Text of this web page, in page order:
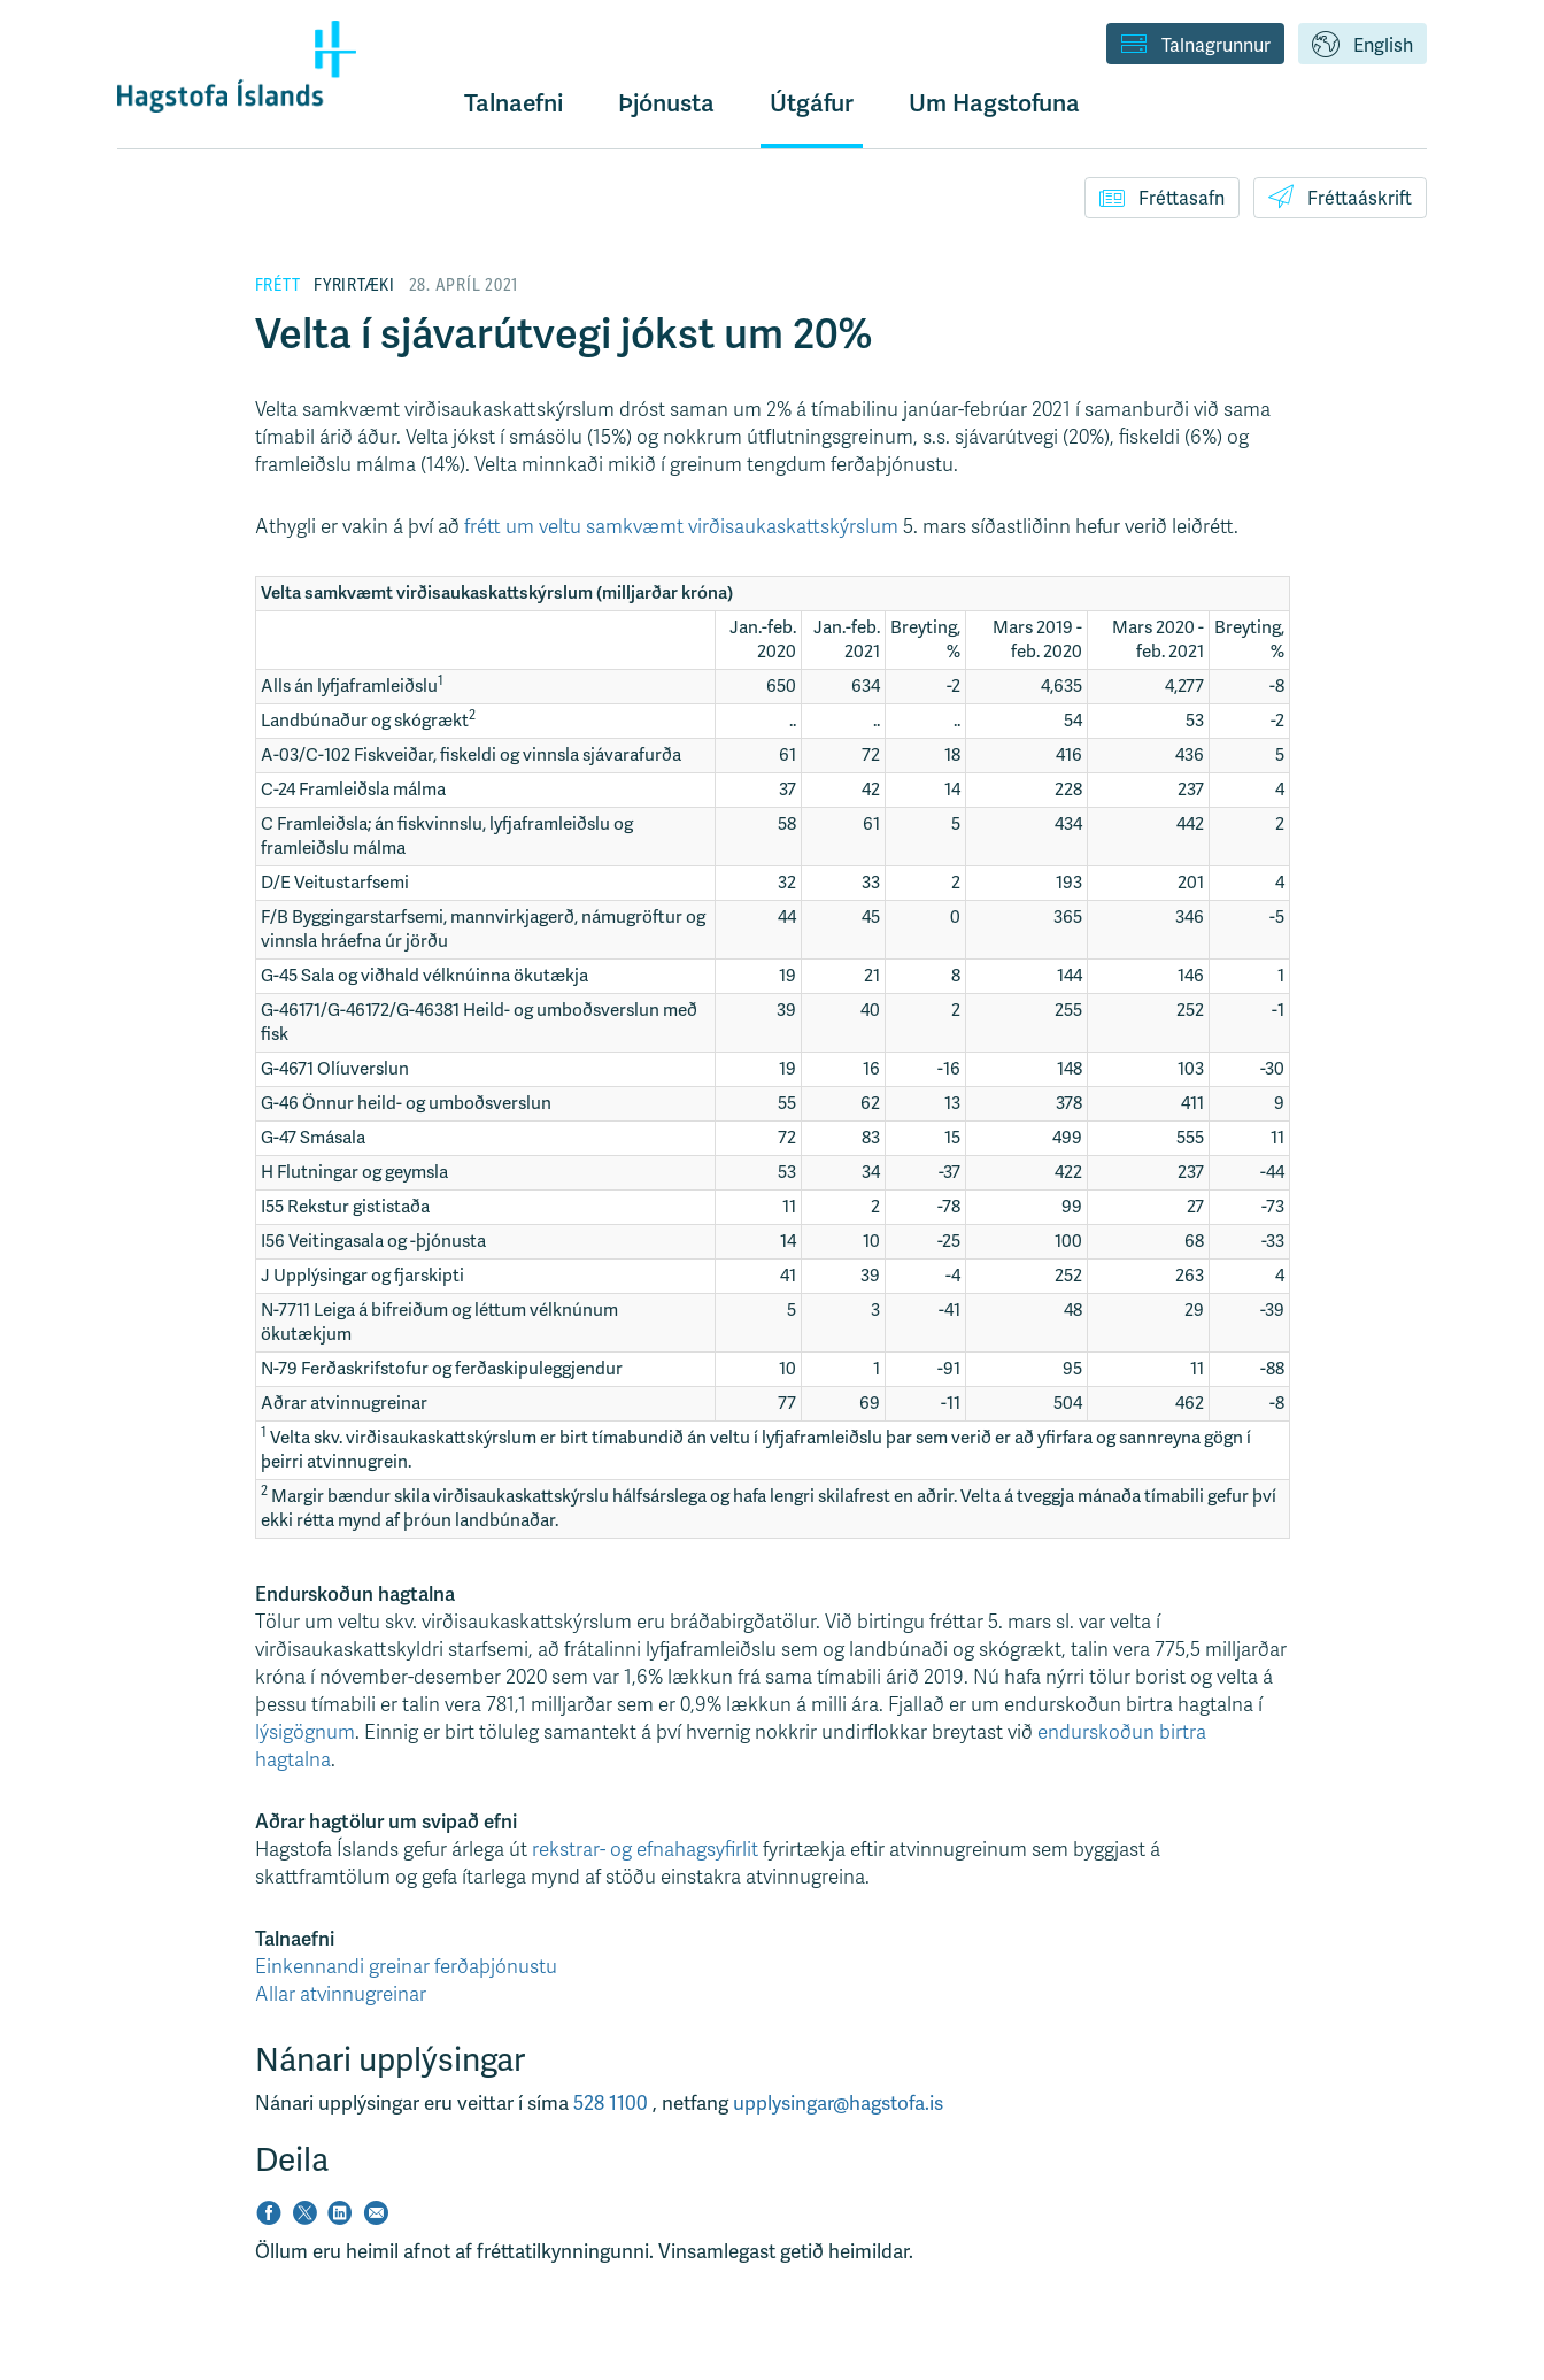
English
Talnagrunnur
Talnaefni Þjónusta Útgáfur Um Hagstofuna
Fréttasafn Fréttaáskrift
FRÉTT FYRIRTÆKI 28. APRÍL 2021
Velta í sjávarútvegi jókst um 20%
Velta samkvæmt virðisaukaskattskýrslum dróst saman um 2% á tímabilinu janúar-febrúar 2021 í samanburði við sama
tímabil árið áður. Velta jókst í smásölu (15%) og nokkrum útflutningsgreinum, s.s. sjávarútvegi (20%), fiskeldi (6%) og
framleiðslu málma (14%). Velta minnkaði mikið í greinum tengdum ferðaþjónustu.
Athygli er vakin á því að frétt um veltu samkvæmt virðisaukaskattskýrslum 5. mars síðastliðinn hefur verið leiðrétt.
Velta samkvæmt virðisaukaskattskýrslum (milljarðar króna)
Jan.-feb.
2020
Jan.-feb.
2021
Breyting,
%
Mars 2019 -
feb. 2020
Mars 2020 -
feb. 2021
Breyting,
%
Alls án lyfjaframleiðslu1 650 634 -2 4,635 4,277
-8
Landbúnaður og skógrækt2 .. .. .. 54 53
-2
A-03/C-102 Fiskveiðar, fiskeldi og vinnsla sjávarafurða
61 72 18 416 436
5
C-24 Framleiðsla málma
37 42 14 228 237
4
C Framleiðsla; án fiskvinnslu, lyfjaframleiðslu og
framleiðslu málma
58 61 5 434 442 2
D/E Veitustarfsemi 32 33 2 193 201
4
F/B Byggingarstarfsemi, mannvirkjagerð, námugröftur og
vinnsla hráefna úr jörðu
44 45 0 365 346 -5
G-45 Sala og viðhald vélknúinna ökutækja 19 21 8 144 146
1
G-46171/G-46172/G-46381 Heild- og umboðsverslun með
fisk
39 40 2 255 252 -1
G-4671 Olíuverslun 19 16 -16 148 103
-30
G-46 Önnur heild- og umboðsverslun
55 62 13 378 411
9
G-47 Smásala
72 83 15 499 555
11
H Flutningar og geymsla
53 34 -37 422 237
-44
I55 Rekstur gististaða
11 2 -78 99 27
-73
I56 Veitingasala og -þjónusta
14 10 -25 100 68
-33
J Upplýsingar og fjarskipti
41 39 -4 252 263
4
N-7711 Leiga á bifreiðum og léttum vélknúnum
ökutækjum
5 3 -41 48 29 -39
N-79 Ferðaskrifstofur og ferðaskipuleggjendur 10 1 -91 95 11
-88
Aðrar atvinnugreinar
77 69 -11 504 462 -8
1 Velta skv. virðisaukaskattskýrslum er birt tímabundið án veltu í lyfjaframleiðslu þar sem verið er að yfirfara og sannreyna gögn í
þeirri atvinnugrein.
2Margir bændur skila virðisaukaskattskýrslu hálfsárslega og hafa lengri skilafrest en aðrir. Velta á tveggja mánaða tímabili gefur því
ekki rétta mynd af þróun landbúnaðar.
Endurskoðun hagtalna
Tölur um veltu skv. virðisaukaskattskýrslum eru bráðabirgðatölur. Við birtingu fréttar 5. mars sl. var velta í
virðisaukaskattskyldri starfsemi, að frátalinni lyfjaframleiðslu sem og landbúnaði og skógrækt, talin vera 775,5 milljarðar
króna í nóvember-desember 2020 sem var 1,6% lækkun frá sama tímabili árið 2019. Nú hafa nýrri tölur borist og velta á
þessu tímabili er talin vera 781,1 milljarðar sem er 0,9% lækkun á milli ára. Fjallað er um endurskoðun birtra hagtalna í
lýsigögnum. Einnig er birt töluleg samantekt á því hvernig nokkrir undirflokkar breytast við endurskoðun birtra
hagtalna.
Aðrar hagtölur um svipað efni
Hagstofa Íslands gefur árlega út rekstrar- og efnahagsyfirlitfyrirtækja eftir atvinnugreinum sem byggjast á
skattframtölum og gefa ítarlega mynd af stöðu einstakra atvinnugreina.
Talnaefni
Einkennandi greinar ferðaþjónustu
Allar atvinnugreinar
Nánari upplýsingar
Nánari upplýsingar eru veittar í síma528 1100 , netfangupplysingar@hagstofa.is
Deila
Öllum eru heimil afnot af fréttatilkynningunni. Vinsamlegast getið heimildar.